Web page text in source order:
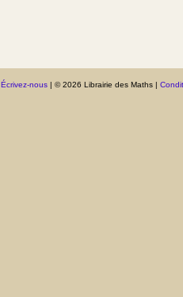
Écrivez-nous| © 2026 Librairie des Maths |